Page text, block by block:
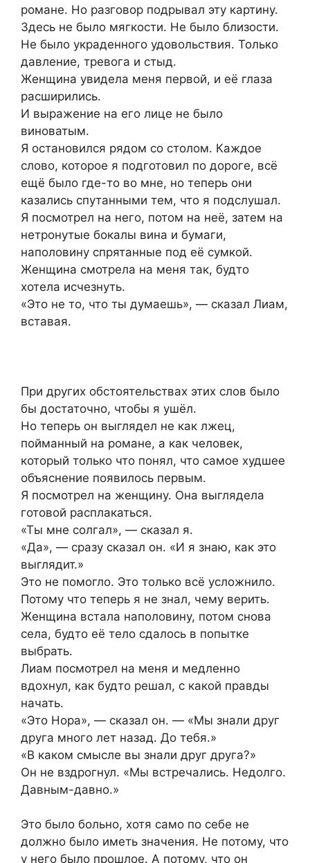
романе. Но разговор подрывал эту картину.
Здесь не было мягкости. Не было близости.
Не было украденного удовольствия. Только
давление, тревога и стыд.
Женщина увидела меня первой, и её глаза
расширились.
И выражение на его лице не было
виноватым.
Я остановился рядом со столом. Каждое
слово, которое я подготовил по дороге, всё
ещё было где-то во мне, но теперь они
казались спутанными тем, что я подслушал.
Я посмотрел на него, потом на неё, затем на
нетронутые бокалы вина и бумаги,
наполовину спрятанные под её сумкой.
Женщина смотрела на меня так, будто
хотела исчезнуть.
«Это не то, что ты думаешь», — сказал Лиам,
вставая.
При других обстоятельствах этих слов было
бы достаточно, чтобы я ушёл.
Но теперь он выглядел не как лжец,
пойманный на романе, а как человек,
который только что понял, что самое худшее
объяснение появилось первым.
Я посмотрел на женщину. Она выглядела
готовой расплакаться.
«Ты мне солгал», — сказал я.
«Да», — сразу сказал он. «И я знаю, как это
выглядит.»
Это не помогло. Это только всё усложнило.
Потому что теперь я не знал, чему верить.
Женщина встала наполовину, потом снова
села, будто её тело сдалось в попытке
выбрать.
Лиам посмотрел на меня и медленно
вдохнул, как будто решал, с какой правды
начать.
«Это Нора», — сказал он. — «Мы знали друг
друга много лет назад. До тебя.»
«В каком смысле вы знали друг друга?»
Он не вздрогнул. «Мы встречались. Недолго.
Давным-давно.»
Это было больно, хотя само по себе не
должно было иметь значения. Не потому, что
у него было прошлое. А потому, что он